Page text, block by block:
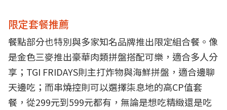
限定套餐推薦
餐點部分也特別與多家知名品牌推出限定組合餐。像
是金色三麥推出豪華肉類拼盤搭配可樂，適合多人分
享；TGI FRIDAYS則主打炸物與海鮮拼盤，適合邊聊
天邊吃；而串燒控則可以選擇柒息地的高CP值套
餐，從299元到599元都有，無論是想吃精緻還是吃